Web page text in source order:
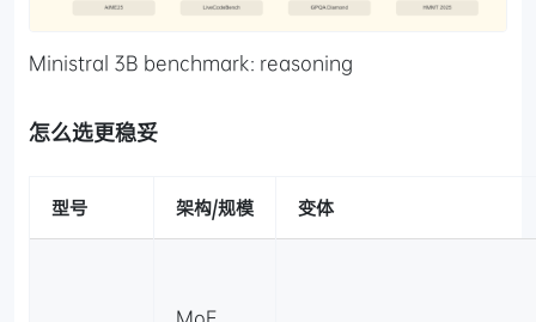
Ministral 3B benchmark: reasoning
怎么选更稳妥
型号 架构/规模 变体